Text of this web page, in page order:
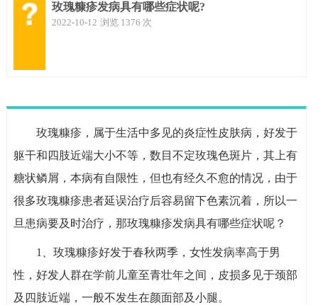
玫瑰糠疹发病具有哪些症状呢?
2022-10-12 浏览 1376 次
玫瑰糠疹，属于生活中多见的炎症性皮肤病，好发于
躯干和四肢近端大小不等，数目不定玫瑰色斑片，其上有
糖状鳞屑，本病有自限性，但也有经久不愈的情况，由于
很多玫瑰糠疹患者延误治疗后容易留下色素沉着，所以一
旦患病要及时治疗，那玫瑰糠疹发病具有哪些症状呢？
1、玫瑰糠疹好发于春秋两季，女性发病率高于男
性，好发人群在学前儿童至青壮年之间，皮损多见于颈部
及四肢近端，一般不发生在颜面部及小腿。